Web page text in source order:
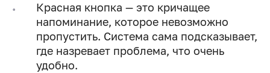
Красная кнопка — это кричащее
напоминание, которое невозможно
пропустить. Система сама подсказывает,
где назревает проблема, что очень
удобно.